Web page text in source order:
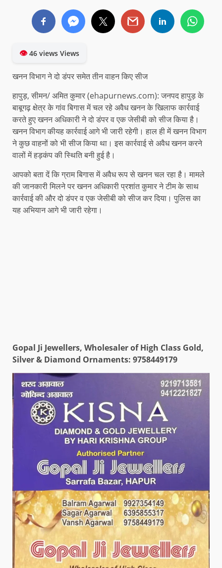
👁46 views Views
खनन विभाग ने दो डंपर समेत तीन वाहन किए सीज
हापुड़, सीमन/ अमित कुमार (ehapurnews.com): जनपद हापुड़ के
बाबूगढ़ क्षेत्र के गांव बिगास में चल रहे अवैध खनन के खिलाफ कार्रवाई
करते हुए खनन अधिकारी ने दो डंपर व एक जेसीबी को सीज किया है।
खनन विभाग कीयह कार्रवाई आगे भी जारी रहेगी। हाल ही में खनन विभाग
ने कुछ वाहनों को भी सीज किया था। इस कार्रवाई से अवैध खनन करने
वालों में हड़कंप की स्थिति बनी हुई है।
आपको बता दें कि ग्राम बिगास में अवैध रूप से खनन चल रहा है। मामले
की जानकारी मिलने पर खनन अधिकारी प्रशांत कुमार ने टीम के साथ
कार्रवाई की और दो डंपर व एक जेसीबी को सीज कर दिया। पुलिस का
यह अभियान आगे भी जारी रहेगा।
Gopal Ji Jewellers, Wholesaler of High Class Gold,
Silver & Diamond Ornaments: 9758449179